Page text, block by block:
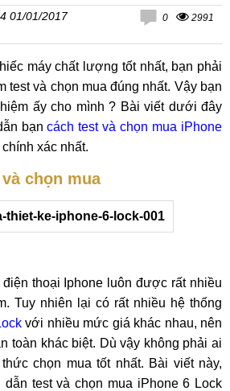
01/01/2017
0 2991
máy chất lượng tốt nhất, bạn phải
test và chọn mua đúng nhất. Vậy bạn
ấy cho mình ? Bài viết dưới đây
bạncách test và chọn mua iPhone
xác nhất.
chọn mua
thoại Iphone luôn được rất nhiều
Tuy nhiên lại có rất nhiều hệ thống
với nhiều mức giá khác nhau, nên
toàn khác biệt. Dù vậy không phải ai
chọn mua tốt nhất. Bài viết này,
test và chọn mua iPhone 6 Lock